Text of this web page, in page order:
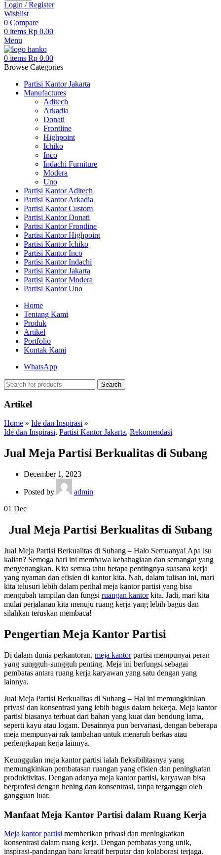
Login / Register
Wishlist
0 Compare
0 items Rp 0.00
Menu
0 items Rp 0.00
Browse Categories
Partisi Kantor Jakarta
Manufactures
Aditech
Arkadia
Donati
Frontline
Highpoint
Ichiko
Inco
Indachi Furniture
Modera
Uno
Partisi Kantor Aditech
Partisi Kantor Arkadia
Partisi Kantor Custom
Partisi Kantor Donati
Partisi Kantor Frontline
Partisi Kantor Highpoint
Partisi Kantor Ichiko
Partisi Kantor Inco
Partisi Kantor Indachi
Partisi Kantor Jakarta
Partisi Kantor Modera
Partisi Kantor Uno
Home
Tentang Kami
Produk
Artikel
Portfolio
Kontak Kami
WhatsApp
Search
Artikel
Home » Ide dan Inspirasi »
Ide dan Inspirasi, Partisi Kantor Jakarta, Rekomendasi
Jual Meja Partisi Berkualitas di Subang
December 1, 2023
Posted by
admin
01 Dec
Jual Meja Partisi Berkualitas di Subang
Jual Meja Partisi Berkualitas di Subang – Halo Semuanya! Apa isu
kalian? Semoga hari ini membawa kebahagiaan dan semangat yang
menyenangkan. Kita semua tahu betapa pentingnya suasana kerja
yang nyaman dan efisien di kantor kita. Nah, dalam tulisan ini, mari
kita telusuri lebih dalam perihal meja kantor partisi yang bisa
mengubah tampilan dan fungsi ruangan kantorkita. Jadi, mari kita
mulai perjalanan kita menuju ruang kerja yang lebih bagus dan
silahkan teruskan membaca!
Pengertian Meja Kantor Partisi
Di dalam dunia perkantoran, meja kantorpartisi mempunyai peran
yang sungguh-sungguh penting. Meja ini berfungsi sebagai
pembatas antara ruang kerja karyawan yang satu dengan yang
lainnya.
Jual Meja Partisi Berkualitas di Subang – Hal ini memungkinkan
privasi dan konsentrasi yang lebih bagus dalam bekerja. Meja kantor
partisi biasanya terbuat dari bahan yang kuat dan bendung lama,
seperti kayu atau logam. Desainnya pun bervariasi, dengan beberapa
meja mempunyai rak tambahan untuk menaruh berkas atau
perlengkapan kerja lainnya.
Keunggulan meja kantor partisi ialah fleksibilitasnya yang
memungkinkan pembatasan ruangan yang efisien dan peningkatan
produktivitas. Dengan adanya meja kantor partisi, karyawan bisa
berprofesi dengan hening dan konsentrasi, tanpa terganggu oleh
gangguan luar.
Manfaat Meja Kantor Partisi dalam Ruang Kerja
Meja kantor partisi memberikan privasi dan meningkatkan
konsentrasi dalam ruang kerja. Dengan pembatas yang unik,
inspirasi-pandangan baru kreatif berputar dan kolaborasi terjaga.